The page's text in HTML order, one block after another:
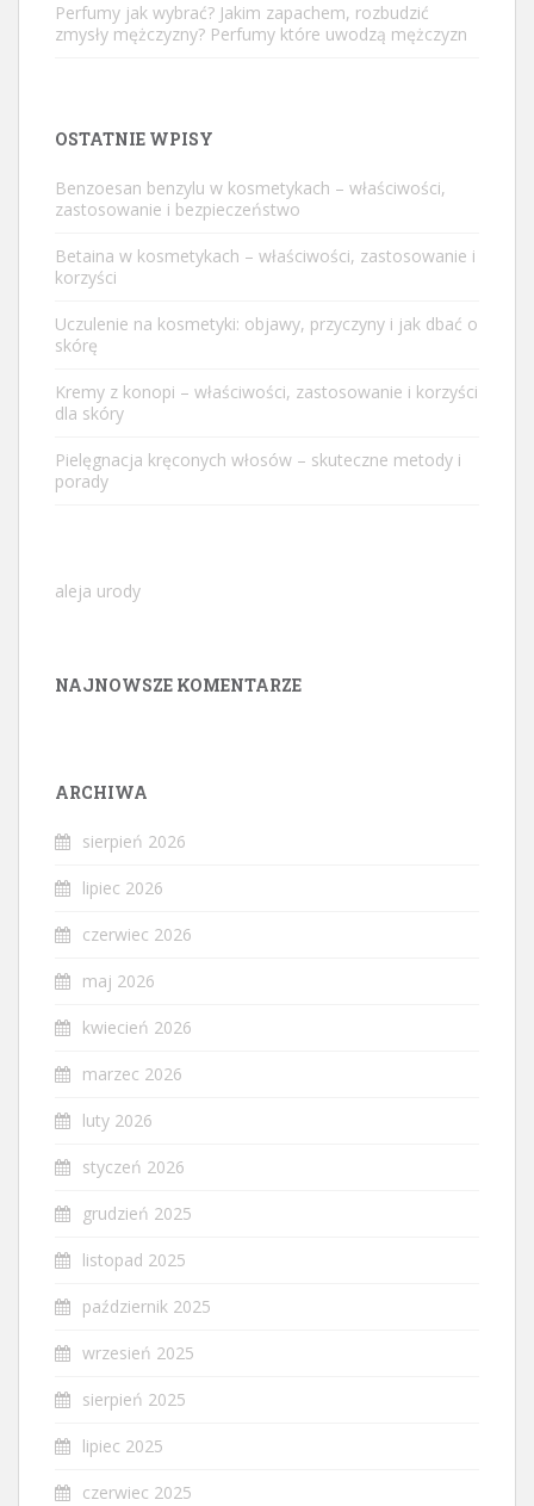
Perfumy jak wybrać? Jakim zapachem, rozbudzić
zmysły mężczyzny? Perfumy które uwodzą mężczyzn
OSTATNIE WPISY
Benzoesan benzylu w kosmetykach – właściwości,
zastosowanie i bezpieczeństwo
Betaina w kosmetykach – właściwości, zastosowanie i
korzyści
Uczulenie na kosmetyki: objawy, przyczyny i jak dbać o
skórę
Kremy z konopi – właściwości, zastosowanie i korzyści
dla skóry
Pielęgnacja kręconych włosów – skuteczne metody i
porady
aleja urody
NAJNOWSZE KOMENTARZE
ARCHIWA
sierpień 2026
lipiec 2026
czerwiec 2026
maj 2026
kwiecień 2026
marzec 2026
luty 2026
styczeń 2026
grudzień 2025
listopad 2025
październik 2025
wrzesień 2025
sierpień 2025
lipiec 2025
czerwiec 2025